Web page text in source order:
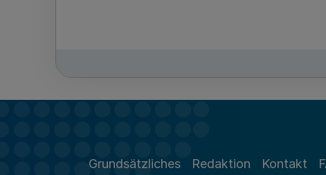
Grundsätzliches Redaktion Kontakt